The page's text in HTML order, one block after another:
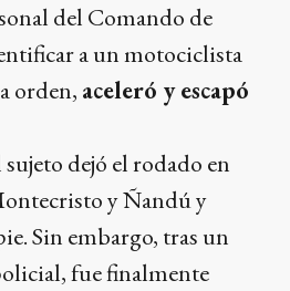
del Comando de
a un motociclista
orden, aceleró y escapó
dejó el rodado en
y Ñandú y
Sin embargo, tras un
fue finalmente